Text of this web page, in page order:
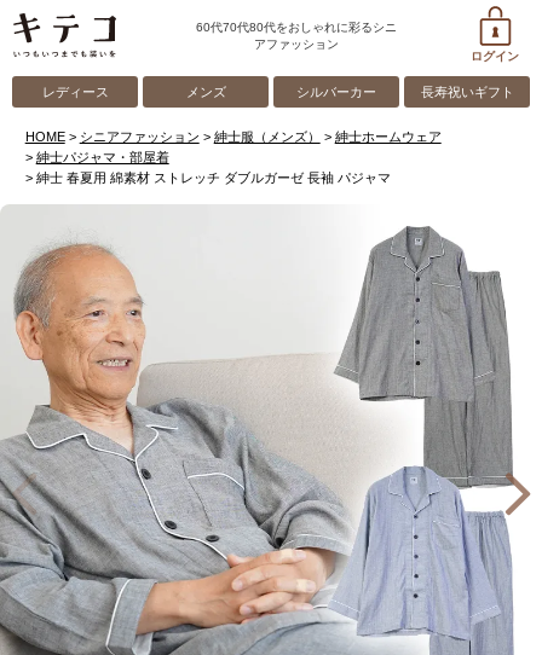
60代70代80代をおしゃれに彩るシニ
アファッション
ログイン
レディース メンズ シルバーカー 長寿祝いギフト
HOME シニアファッション 紳士服（メンズ）
紳士ホームウェア
紳士パジャマ・部屋着
紳士 春夏用 綿素材 ストレッチ ダブルガーゼ 長袖 パジャマ